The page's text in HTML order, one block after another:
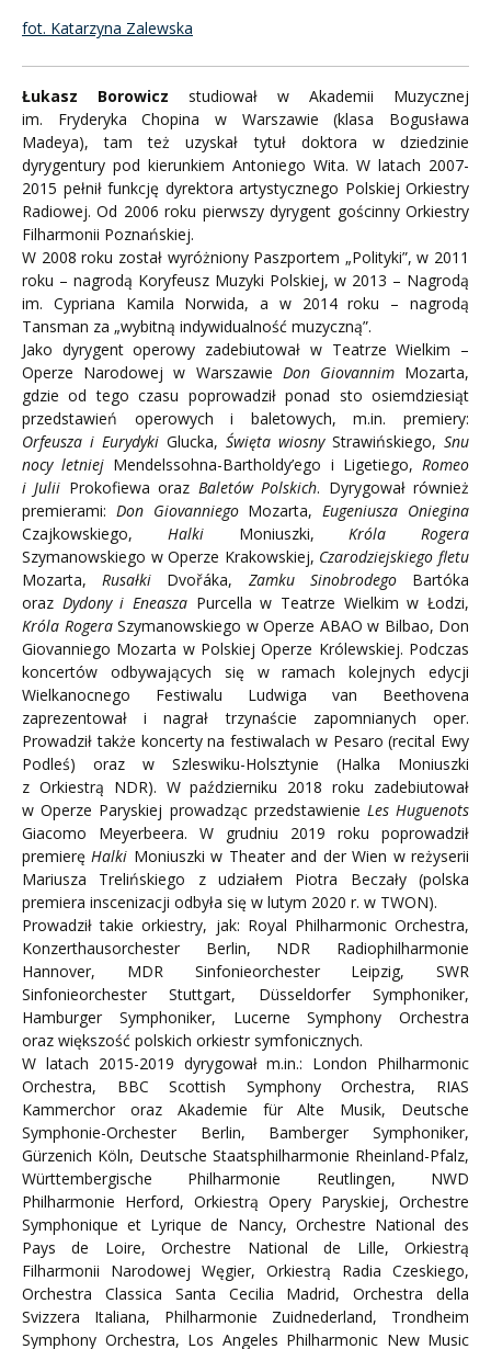
fot. Katarzyna Zalewska
Łukasz Borowicz studiował w Akademii Muzycznej
im. Fryderyka Chopina w Warszawie (klasa Bogusława
Madeya), tam też uzyskał tytuł doktora w dziedzinie
dyrygentury pod kierunkiem Antoniego Wita. W latach 2007-
2015 pełnił funkcję dyrektora artystycznego Polskiej Orkiestry
Radiowej. Od 2006 roku pierwszy dyrygent gościnny Orkiestry
Filharmonii Poznańskiej.
W 2008 roku został wyróżniony Paszportem „Polityki”, w 2011
roku – nagrodą Koryfeusz Muzyki Polskiej, w 2013 – Nagrodą
im. Cypriana Kamila Norwida, a w 2014 roku – nagrodą
Tansman za „wybitną indywidualność muzyczną”.
Jako dyrygent operowy zadebiutował w Teatrze Wielkim –
Operze Narodowej w Warszawie Don GiovannimMozarta,
gdzie od tego czasu poprowadził ponad sto osiemdziesiąt
przedstawień operowych i baletowych, m.in. premiery:
Orfeusza i Eurydyki Glucka, Święta wiosnyStrawińskiego, Snu
nocy letniej Mendelssohna-Bartholdy’ego i Ligetiego,Romeo
i Julii Prokofiewa oraz Baletów Polskich. Dyrygował również
premierami: Don GiovanniegoMozarta,Eugeniusza Oniegina
Czajkowskiego, HalkiMoniuszki,Króla Rogera
Szymanowskiego w Operze Krakowskiej, Czarodziejskiego fletu
Mozarta,Rusałki Dvořáka, Zamku SinobrodegoBartóka
oraz Dydony i Eneasza Purcella w Teatrze Wielkim w Łodzi,
Króla RogeraSzymanowskiego w Operze ABAO w Bilbao, Don
Giovanniego Mozarta w Polskiej Operze Królewskiej. Podczas
koncertów odbywających się w ramach kolejnych edycji
Wielkanocnego Festiwalu Ludwiga van Beethovena
zaprezentował i nagrał trzynaście zapomnianych oper.
Prowadził także koncerty na festiwalach w Pesaro (recital Ewy
Podleś) oraz w Szleswiku-Holsztynie (Halka Moniuszki
z Orkiestrą NDR). W październiku 2018 roku zadebiutował
w Operze Paryskiej prowadząc przedstawienie Les Huguenots
Giacomo Meyerbeera. W grudniu 2019 roku poprowadził
premieręHalki Moniuszki w Theater and der Wien w reżyserii
Mariusza Trelińskiego z udziałem Piotra Beczały (polska
premiera inscenizacji odbyła się w lutym 2020 r. w TWON).
Prowadził takie orkiestry, jak: Royal Philharmonic Orchestra,
Konzerthausorchester Berlin, NDR Radiophilharmonie
Hannover, MDR Sinfonieorchester Leipzig, SWR
Sinfonieorchester Stuttgart, Düsseldorfer Symphoniker,
Hamburger Symphoniker, Lucerne Symphony Orchestra
oraz większość polskich orkiestr symfonicznych.
W latach 2015-2019 dyrygował m.in.: London Philharmonic
Orchestra, BBC Scottish Symphony Orchestra, RIAS
Kammerchor oraz Akademie für Alte Musik, Deutsche
Symphonie-Orchester Berlin, Bamberger Symphoniker,
Gürzenich Köln, Deutsche Staatsphilharmonie Rheinland-Pfalz,
Württembergische Philharmonie Reutlingen, NWD
Philharmonie Herford, Orkiestrą Opery Paryskiej, Orchestre
Symphonique et Lyrique de Nancy, Orchestre National des
Pays de Loire, Orchestre National de Lille, Orkiestrą
Filharmonii Narodowej Węgier, Orkiestrą Radia Czeskiego,
Orchestra Classica Santa Cecilia Madrid, Orchestra della
Svizzera Italiana, Philharmonie Zuidnederland, Trondheim
Symphony Orchestra, Los Angeles Philharmonic New Music